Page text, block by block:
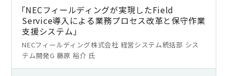
「NECフィールディングが実現したField
Service導入による業務プロセス改革と保守作業
支援システム」
NECフィールディング株式会社 経営システム統括部 シス
テム開発G 藤原 裕介 氏